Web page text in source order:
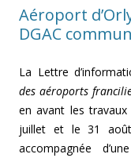
Aéroport
DGAC
La Lettre
des aéroports
en avant les
juillet et le 31
accompagnée